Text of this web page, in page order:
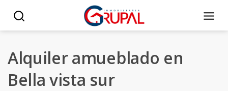
Alquiler amueblado en
Bella vista sur